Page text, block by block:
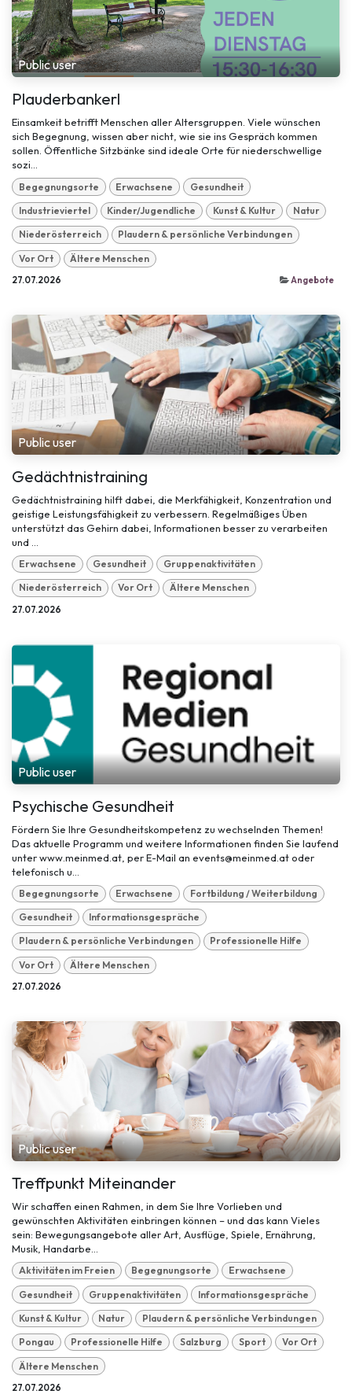
Public user
Plauderbankerl
Einsamkeit betrifft Menschen aller Altersgruppen. Viele wünschen
sich Begegnung, wissen aber nicht, wie sie ins Gespräch kommen
sollen. Öffentliche Sitzbänke sind ideale Orte für niederschwellige
sozi...
Begegnungsorte Erwachsene Gesundheit
Industrieviertel Kinder/Jugendliche Kunst & Kultur Natur
Niederösterreich Plaudern & persönliche Verbindungen
Vor Ort Ältere Menschen
27.07.2026 Angebote
Public user
Gedächtnistraining
Gedächtnistraining hilft dabei, die Merkfähigkeit, Konzentration und
geistige Leistungsfähigkeit zu verbessern. Regelmäßiges Üben
unterstützt das Gehirn dabei, Informationen besser zu verarbeiten
und ...
Erwachsene Gesundheit Gruppenaktivitäten
Niederösterreich Vor Ort Ältere Menschen
27.07.2026
Public user
Psychische Gesundheit
Fördern Sie Ihre Gesundheitskompetenz zu wechselnden Themen!
Das aktuelle Programm und weitere Informationen finden Sie laufend
unter www.meinmed.at, per E-Mail an events@meinmed.at oder
telefonisch u...
Begegnungsorte Erwachsene Fortbildung / Weiterbildung
Gesundheit Informationsgespräche
Plaudern & persönliche Verbindungen Professionelle Hilfe
Vor Ort Ältere Menschen
27.07.2026
Public user
Treffpunkt Miteinander
Wir schaffen einen Rahmen, in dem Sie Ihre Vorlieben und
gewünschten Aktivitäten einbringen können – und das kann Vieles
sein: Bewegungsangebote aller Art, Ausflüge, Spiele, Ernährung,
Musik, Handarbe...
Aktivitäten im Freien Begegnungsorte Erwachsene
Gesundheit Gruppenaktivitäten Informationsgespräche
Kunst & Kultur Natur Plaudern & persönliche Verbindungen
Pongau Professionelle Hilfe Salzburg Sport Vor Ort
Ältere Menschen
27.07.2026